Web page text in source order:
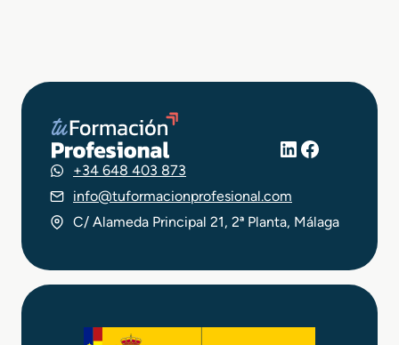
LinkedIn
Facebook
+34 648 403 873
info@tuformacionprofesional.com
C/ Alameda Principal 21, 2ª Planta, Málaga